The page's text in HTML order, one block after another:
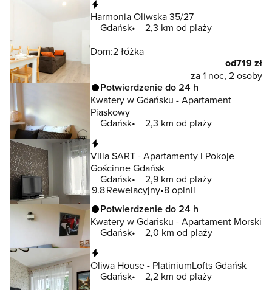
Harmonia Oliwska 35/27
Gdańsk
2,3 km od plaży
Dom:2 łóżka
od719 zł
za 1 noc, 2 osoby
Potwierdzenie do 24 h
Kwatery w Gdańsku - Apartament
Piaskowy
Gdańsk
2,3 km od plaży
Villa SART - Apartamenty i Pokoje
Gościnne Gdańsk
Gdańsk
2,9 km od plaży
9.8Rewelacyjny 8 opinii
Potwierdzenie do 24 h
Kwatery w Gdańsku - Apartament Morski
Gdańsk
2,0 km od plaży
Oliwa House - PlatiniumLofts Gdańsk
Gdańsk
2,2 km od plaży